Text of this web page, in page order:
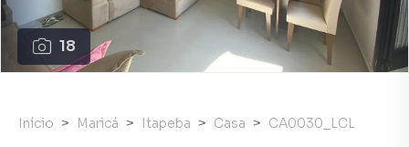
18
Início Maricá Itapeba Casa CA0030_LCL